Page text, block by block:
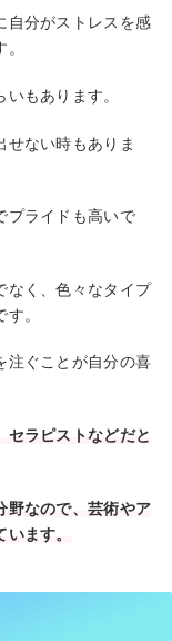
自分がストレスを感
もあります。
せない時もありま
プライドも高いで
なく、色々なタイプ
。
注ぐことが自分の喜
セラピストなどだと
野なので、芸術やア
ます。